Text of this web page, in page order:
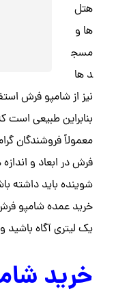
هتل
ها و
مسج
د ها
نیز از شامپو فرش
بنابراین طبیعی است
معمولاً فروشندگان
فرش در ابعاد و
شوینده باید داشته
خرید عمده شامپو
یک لیتری آگاه
خرید